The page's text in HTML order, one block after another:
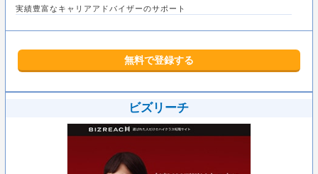
実績豊富なキャリアアドバイザーのサポート
無料で登録する
ビズリーチ